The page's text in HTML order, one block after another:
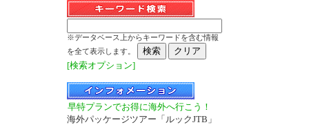
※データベース上からキーワードを含む情報
を全て表示します。
[検索オプション]
早特プランでお得に海外へ行こう！
海外パッケージツアー「ルックJTB」